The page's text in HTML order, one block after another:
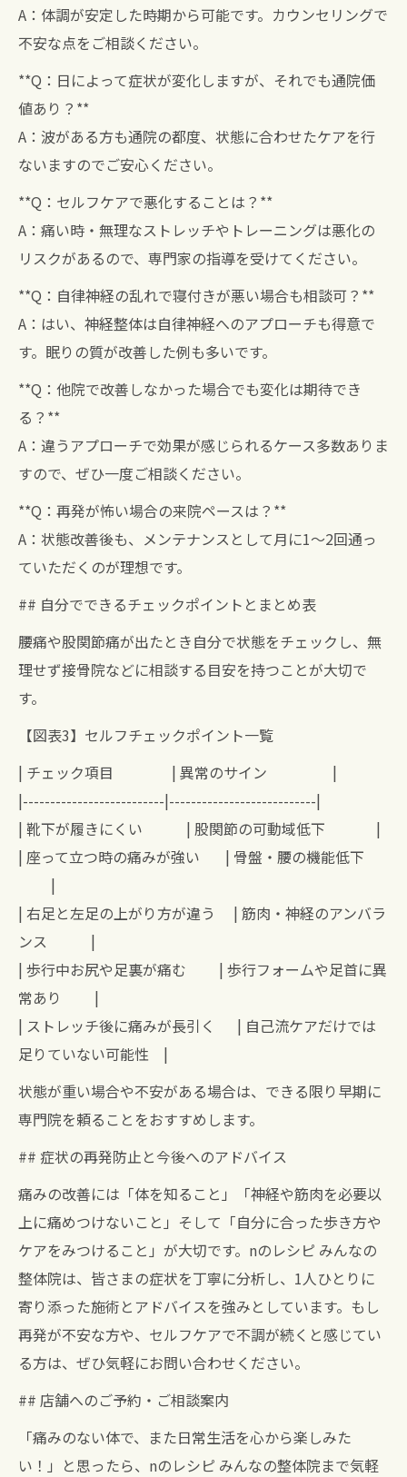
A：体調が安定した時期から可能です。カウンセリングで
不安な点をご相談ください。
**Q：日によって症状が変化しますが、それでも通院価
値あり？**
A：波がある方も通院の都度、状態に合わせたケアを行
ないますのでご安心ください。
**Q：セルフケアで悪化することは？**
A：痛い時・無理なストレッチやトレーニングは悪化の
リスクがあるので、専門家の指導を受けてください。
**Q：自律神経の乱れで寝付きが悪い場合も相談可？**
A：はい、神経整体は自律神経へのアプローチも得意で
す。眠りの質が改善した例も多いです。
**Q：他院で改善しなかった場合でも変化は期待でき
る？**
A：違うアプローチで効果が感じられるケース多数ありま
すので、ぜひ一度ご相談ください。
**Q：再発が怖い場合の来院ペースは？**
A：状態改善後も、メンテナンスとして月に1〜2回通っ
ていただくのが理想です。
## 自分でできるチェックポイントとまとめ表
腰痛や股関節痛が出たとき自分で状態をチェックし、無
理せず接骨院などに相談する目安を持つことが大切で
す。
【図表3】セルフチェックポイント一覧
| チェック項目 | 異常のサイン |
|--------------------------|---------------------------|
| 靴下が履きにくい | 股関節の可動域低下 |
| 座って立つ時の痛みが強い | 骨盤・腰の機能低下
|
| 右足と左足の上がり方が違う | 筋肉・神経のアンバラ
ンス |
| 歩行中お尻や足裏が痛む | 歩行フォームや足首に異
常あり |
| ストレッチ後に痛みが長引く | 自己流ケアだけでは
足りていない可能性 |
状態が重い場合や不安がある場合は、できる限り早期に
専門院を頼ることをおすすめします。
## 症状の再発防止と今後へのアドバイス
痛みの改善には「体を知ること」「神経や筋肉を必要以
上に痛めつけないこと」そして「自分に合った歩き方や
ケアをみつけること」が大切です。nのレシピ みんなの
整体院は、皆さまの症状を丁寧に分析し、1人ひとりに
寄り添った施術とアドバイスを強みとしています。もし
再発が不安な方や、セルフケアで不調が続くと感じてい
る方は、ぜひ気軽にお問い合わせください。
## 店舗へのご予約・ご相談案内
「痛みのない体で、また日常生活を心から楽しみた
い！」と思ったら、nのレシピ みんなの整体院まで気軽